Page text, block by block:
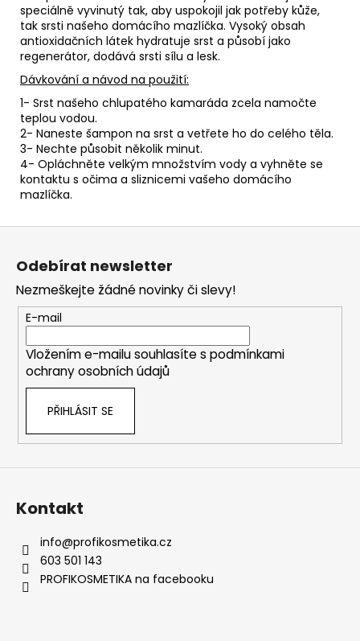
speciálně vyvinutý tak, aby uspokojil jak potřeby kůže,
tak srsti našeho domácího mazlíčka. Vysoký obsah
antioxidačních látek hydratuje srst a působí jako
regenerátor, dodává srsti sílu a lesk.
Dávkování a návod na použití:
1- Srst našeho chlupatého kamaráda zcela namočte
teplou vodou.
2- Naneste šampon na srst a vetřete ho do celého těla.
3- Nechte působit několik minut.
4- Opláchněte velkým množstvím vody a vyhněte se
kontaktu s očima a sliznicemi vašeho domácího
mazlíčka.
Z
Odebírat newsletter
Nezmeškejte žádné novinky či slevy!
E-mail
Vložením e-mailu souhlasíte s podmínkami
ochrany osobních údajů
PŘIHLÁSIT SE
Kontakt
info@profikosmetika.cz
603 501 143
PROFIKOSMETIKA na facebooku